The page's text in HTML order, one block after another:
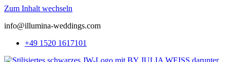
Zum Inhalt wechseln
info@illumina-weddings.com
+49 1520 1617101